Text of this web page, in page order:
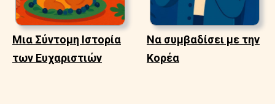
Μια Σύντομη Ιστορία
των Ευχαριστιών
Να συμβαδίσει με την
Κορέα